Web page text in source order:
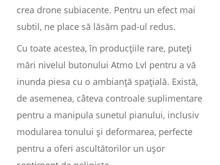
crea drone subiacente. Pentru un efect mai
subtil, ne place să lăsăm pad-ul redus.
Cu toate acestea, în producțiile rare, puteți
mări nivelul butonului Atmo Lvl pentru a vă
inunda piesa cu o ambianță spațială. Există,
de asemenea, câteva controale suplimentare
pentru a manipula sunetul pianului, inclusiv
modularea tonului și deformarea, perfecte
pentru a oferi ascultătorilor un ușor